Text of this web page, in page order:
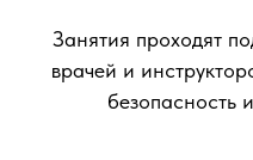
Занятия проходят
врачей и
безопасность